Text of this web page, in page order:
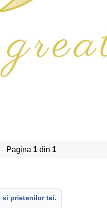
Pagina 1 din 1
si prietenilor tai.